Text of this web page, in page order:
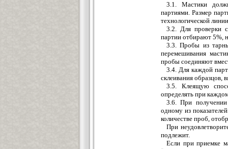
3.1. Мастики
партиями. Размер
технологической
3.2. Для проверки
партии отбирают 5%,
3.3. Пробы из
перемешивания
пробы соединяют
3.4. Для каждой
склеивания образцов,
3.5. Клеящую
определять при
3.6. При получении
одному из
количестве проб,
При
подлежит.
Если при приемке